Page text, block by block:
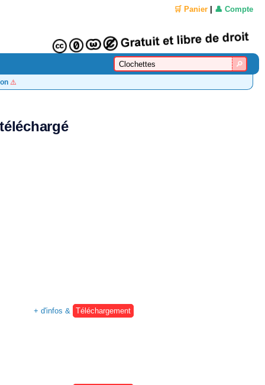
🛒 Panier 👤 Compte
⚠️
+ d'infos &
Téléchargement